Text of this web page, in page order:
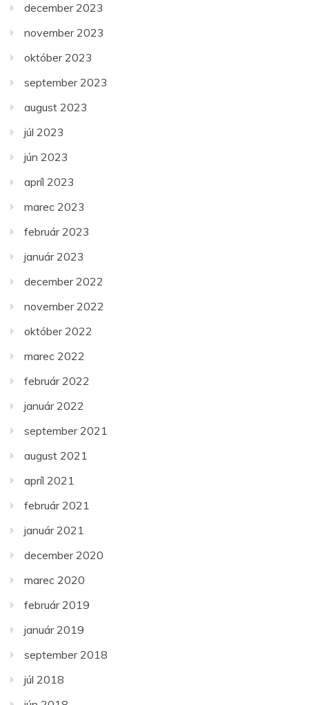
december 2023
november 2023
október 2023
september 2023
august 2023
júl 2023
jún 2023
apríl 2023
marec 2023
február 2023
január 2023
december 2022
november 2022
október 2022
marec 2022
február 2022
január 2022
september 2021
august 2021
apríl 2021
február 2021
január 2021
december 2020
marec 2020
február 2019
január 2019
september 2018
júl 2018